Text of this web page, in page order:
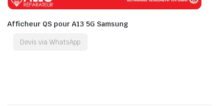
Afficheur QS pour A13 5G Samsung
Devis via WhatsApp